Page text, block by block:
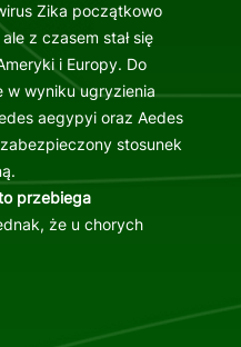
Zika początkowo
z czasem stał się
i Europy. Do
w wyniku ugryzienia
aegypyi oraz Aedes
stosunek
przebiega
że u chorych